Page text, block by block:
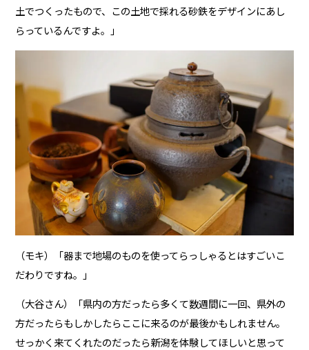
土でつくったもので、この土地で採れる砂鉄をデザインにあし
らっているんですよ。」
（モキ）「器まで地場のものを使ってらっしゃるとはすごいこ
だわりですね。」
（大谷さん）「県内の方だったら多くて数週間に一回、県外の
方だったらもしかしたらここに来るのが最後かもしれません。
せっかく来てくれたのだったら新潟を体験してほしいと思って